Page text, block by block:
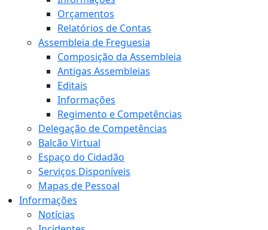
Orçamentos
Relatórios de Contas
Assembleia de Freguesia
Composição da Assembleia
Antigas Assembleias
Editais
Informações
Regimento e Competências
Delegação de Competências
Balcão Virtual
Espaço do Cidadão
Serviços Disponíveis
Mapas de Pessoal
Informações
Notícias